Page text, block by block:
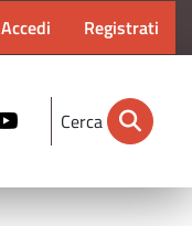
Menu profilo
Accedi Registrati
Cerca